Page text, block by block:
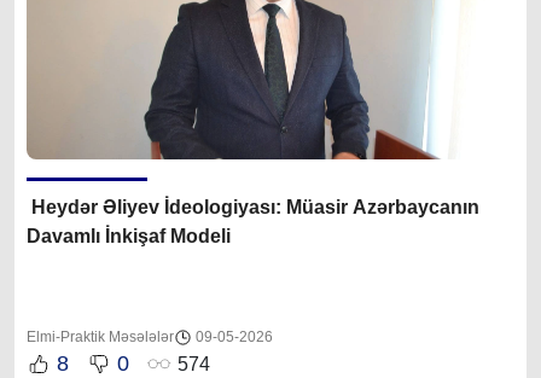
Heydər Əliyev İdeologiyası: Müasir Azərbaycanın
Davamlı İnkişaf Modeli
Elmi-Praktik Məsələlər 09-05-2026
8 0 574